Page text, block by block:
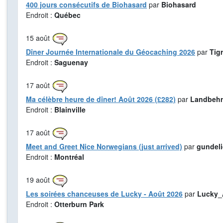
400 jours consécutifs de Biohasard par Biohasard
Endroit : Québec
15 août
Dîner Journée Internationale du Géocaching 2026 par
Endroit : Saguenay
17 août
Ma célèbre heure de dîner! Août 2026 (£282) par
Endroit : Blainville
17 août
Meet and Greet Nice Norwegians (just arrived) par
Endroit : Montréal
19 août
Les soirées chanceuses de Lucky - Août 2026 par
Endroit : Otterburn Park